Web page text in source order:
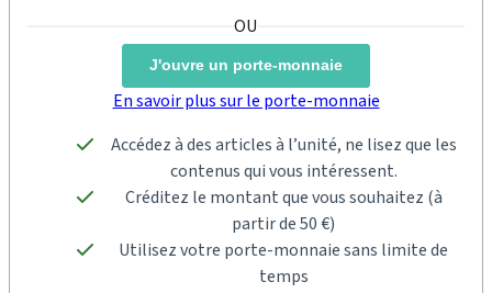
J'ouvre un porte-monnaie
En savoir plus sur le porte-monnaie
Accédez à des articles à l’unité, ne lisez que les
contenus qui vous intéressent.
Créditez le montant que vous souhaitez (à
partir de 50 €)
Utilisez votre porte-monnaie sans limite de
temps